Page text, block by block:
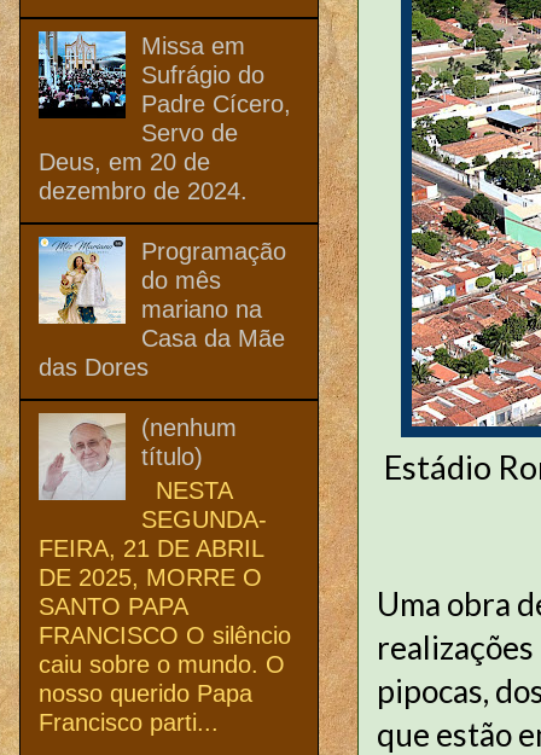
Estádio
Uma obra
pipocas,
que estão
Missa em
Sufrágio do
Padre Cícero,
Servo de
Deus, em 20 de
dezembro de 2024.
Programação
do mês
mariano na
Casa da Mãe
das Dores
(nenhum
título)
NESTA
SEGUNDA-
FEIRA, 21 DE ABRIL
DE 2025, MORRE O
SANTO PAPA
FRANCISCO O silêncio
caiu sobre o mundo. O
nosso querido Papa
Francisco parti...